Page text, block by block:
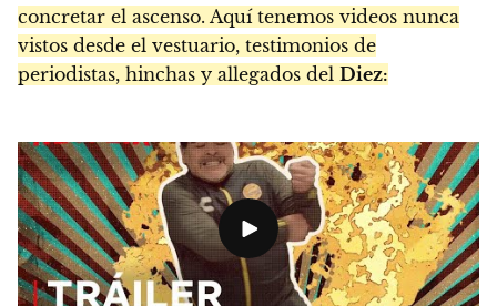
concretar el ascenso. Aquí tenemos videos nunca
vistos desde el vestuario, testimonios de
periodistas, hinchas y allegados del Diez: